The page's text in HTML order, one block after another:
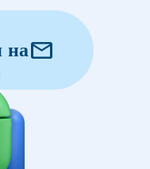
наmail